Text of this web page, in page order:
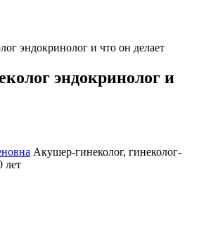
эндокринолог и что он делает
эндокринолог и
Акушер-гинеколог, гинеколог-
лет